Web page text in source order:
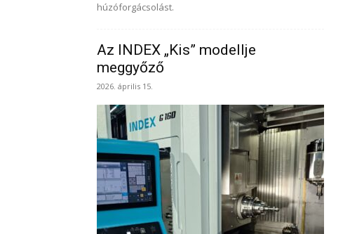
húzóforgácsolást.
Az INDEX „Kis” modellje
meggyőző
2026. április 15.